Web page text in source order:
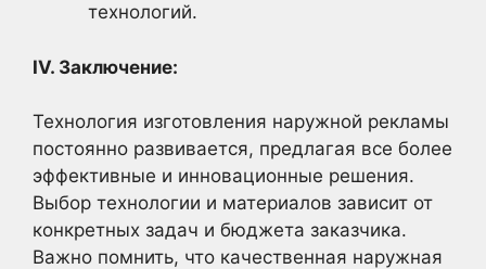
технологий.
IV. Заключение:
Технология изготовления наружной рекламы
постоянно развивается, предлагая все более
эффективные и инновационные решения.
Выбор технологии и материалов зависит от
конкретных задач и бюджета заказчика.
Важно помнить, что качественная наружная